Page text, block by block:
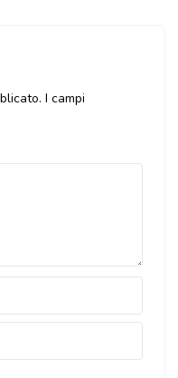
I campi